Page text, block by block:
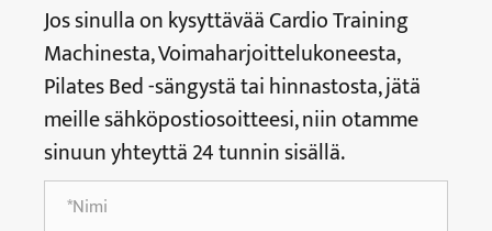
Jos sinulla on kysyttävää Cardio Training
Machinesta, Voimaharjoittelukoneesta,
Pilates Bed -sängystä tai hinnastosta, jätä
meille sähköpostiosoitteesi, niin otamme
sinuun yhteyttä 24 tunnin sisällä.